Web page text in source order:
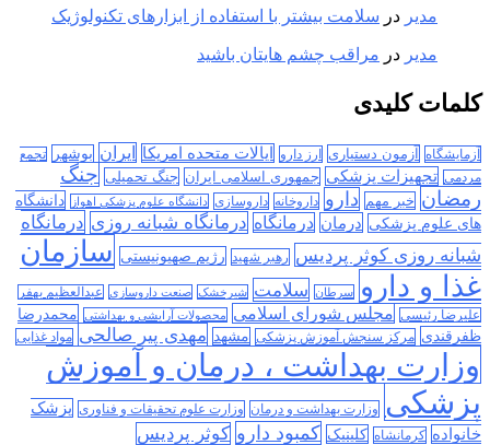
مدیر در سلامت بیشتر با استفاده از ابزارهای تکنولوژیک
مدیر در مراقب چشم هایتان باشید
کلمات کلیدی
آزمایشگاه آزمون دستیاری ارز دارو ایالات متحده امریکا ایران بوشهر
تجمع
مردمی تجهیزات پزشکی جمهوری اسلامی ایران جنگ تحمیلی جنگ
رمضان خبر مهم دارو داروخانه داروسازی دانشگاه علوم پزشکی اهواز
دانشگاه
های علوم پزشکی درمان درمانگاه درمانگاه شبانه روزی درمانگاه
شبانه روزی کوثر پردیس رهبر شهید رژیم صهیونیستی سازمان
غذا و دارو
سرطان سلامت شیرخشک صنعت داروسازی عبدالعظیم بهفر
علیرضا رئیسی مجلس شورای اسلامی محصولات آرایشی و بهداشتی محمدرضا
ظفرقندی مرکز سنجش آموزش پزشکی مشهد مهدی پیر صالحی مواد غذایی
وزارت بهداشت ، درمان و آموزش
پزشکی وزارت بهداشت و درمان وزارت علوم تحقیقات و فناوری پزشک
خانواده کرمانشاه کلینیک کمبود دارو کوثر پردیس